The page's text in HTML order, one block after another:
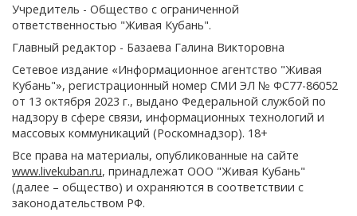
Учредитель - Общество с ограниченной
ответственностью "Живая Кубань".
Главный редактор - Базаева Галина Викторовна
Сетевое издание «Информационное агентство "Живая
Кубань"», регистрационный номер СМИ ЭЛ № ФС77-86052
от 13 октября 2023 г., выдано Федеральной службой по
надзору в сфере связи, информационных технологий и
массовых коммуникаций (Роскомнадзор). 18+
Все права на материалы, опубликованные на сайте
www.livekuban.ru, принадлежат ООО "Живая Кубань"
(далее – общество) и охраняются в соответствии с
законодательством РФ.